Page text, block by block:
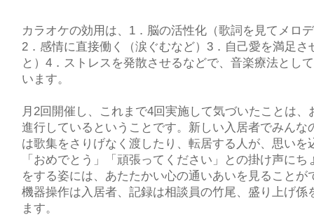
カラオケの効用は、1．脳の活性化（歌詞を見てメロ
2．感情に直接働く（涙ぐむなど）3．自己愛を満足さ
と）4．ストレスを発散させるなどで、音楽療法とし
います。
月2回開催し、これまで4回実施して気づいたことは、
進行しているということです。新しい入居者でみんな
は歌集をさりげなく渡したり、転居する人が、思いを
「おめでとう」「頑張ってください」との掛け声に
をする姿には、あたたかい心の通いあいを見ることが
機器操作は入居者、記録は相談員の竹尾、盛り上げ係
ます。